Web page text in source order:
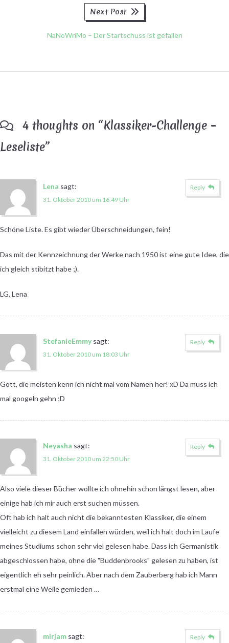
Next Post
NaNoWriMo – Der Startschuss ist gefallen
4 thoughts on “Klassiker-Challenge –
Leseliste”
Lena sagt:
31. Oktober 2010 um 16:49 Uhr
Schöne Liste. Es gibt wieder Überschneidungen, fein!
Das mit der Kennzeichnung der Werke nach 1950 ist eine gute Idee, die
ich gleich stibitzt habe ;).
LG, Lena
Reply
StefanieEmmy sagt:
31. Oktober 2010 um 18:03 Uhr
Gott, die meisten kenn ich nicht mal vom Namen her! xD Da muss ich
mal googeln gehn ;D
Reply
Neyasha sagt:
31. Oktober 2010 um 22:50 Uhr
Also viele dieser Bücher wollte ich ohnehin schon längst lesen, aber
einige hab ich mir auch erst suchen müssen.
Oft hab ich halt auch nicht die bekanntesten Klassiker, die einem
vielleicht zu diesem Land einfallen würden, weil ich halt doch im Laufe
meines Studiums schon sehr viel gelesen habe. Dass ich Germanistik
abgeschlossen habe, ohne die "Buddenbrooks" gelesen zu haben, ist
eigentlich eh sehr peinlich. Aber nach dem Zauberberg hab ich Mann
erstmal eine Weile gemieden …
Reply
mirjam sagt: Reply